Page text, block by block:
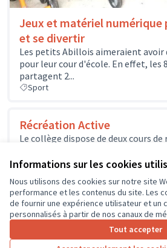
Informations sur les cookies
Nous utilisons des cookies sur notre site
performance et les contenus du site. Les
de fournir une expérience utilisateur et un
personnalisés à partir de nos canaux de
Tout accepter
Jeux et matériel numérique
et se divertir
Les petits Abillois aimeraient avoir
pour leur cour d'école. En effet, les
partagent 2...
Sport
Récréation Active
Le collège dispose de deux cours
cour d’un...
7